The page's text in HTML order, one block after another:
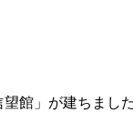
館」が建ちまし